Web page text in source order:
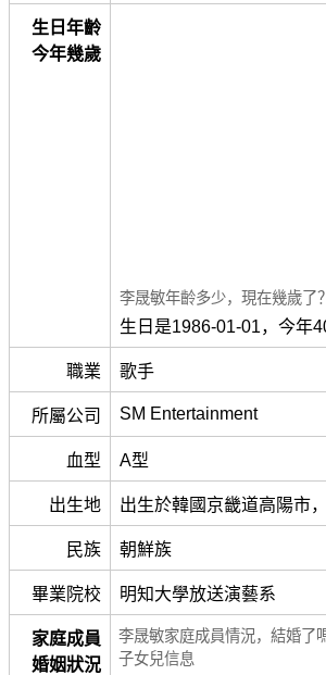
生日年齡
今年幾歲
李晟敏年齡多少，現在幾歲了？
生日是1986-01-01，今年
職業 歌手
所屬公司 SM Entertainment
血型 A型
出生地 出生於韓國京畿道高陽市
民族 朝鮮族
畢業院校 明知大學放送演藝系
家庭成員
婚姻狀況
李晟敏家庭成員情況，結婚了
子女兒信息